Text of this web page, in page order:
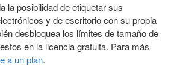
la posibilidad de etiquetar sus
y de escritorio con su propia
desbloquea los límites de tamaño de
en la licencia gratuita. Para más
a un plan.